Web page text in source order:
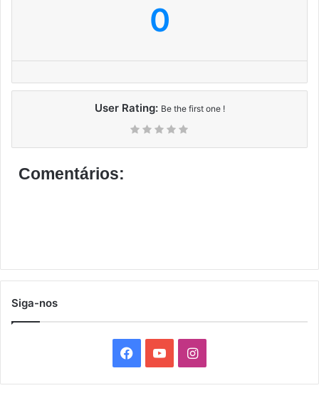
0
User Rating: Be the first one !
Comentários:
Siga-nos
a
o
I
n